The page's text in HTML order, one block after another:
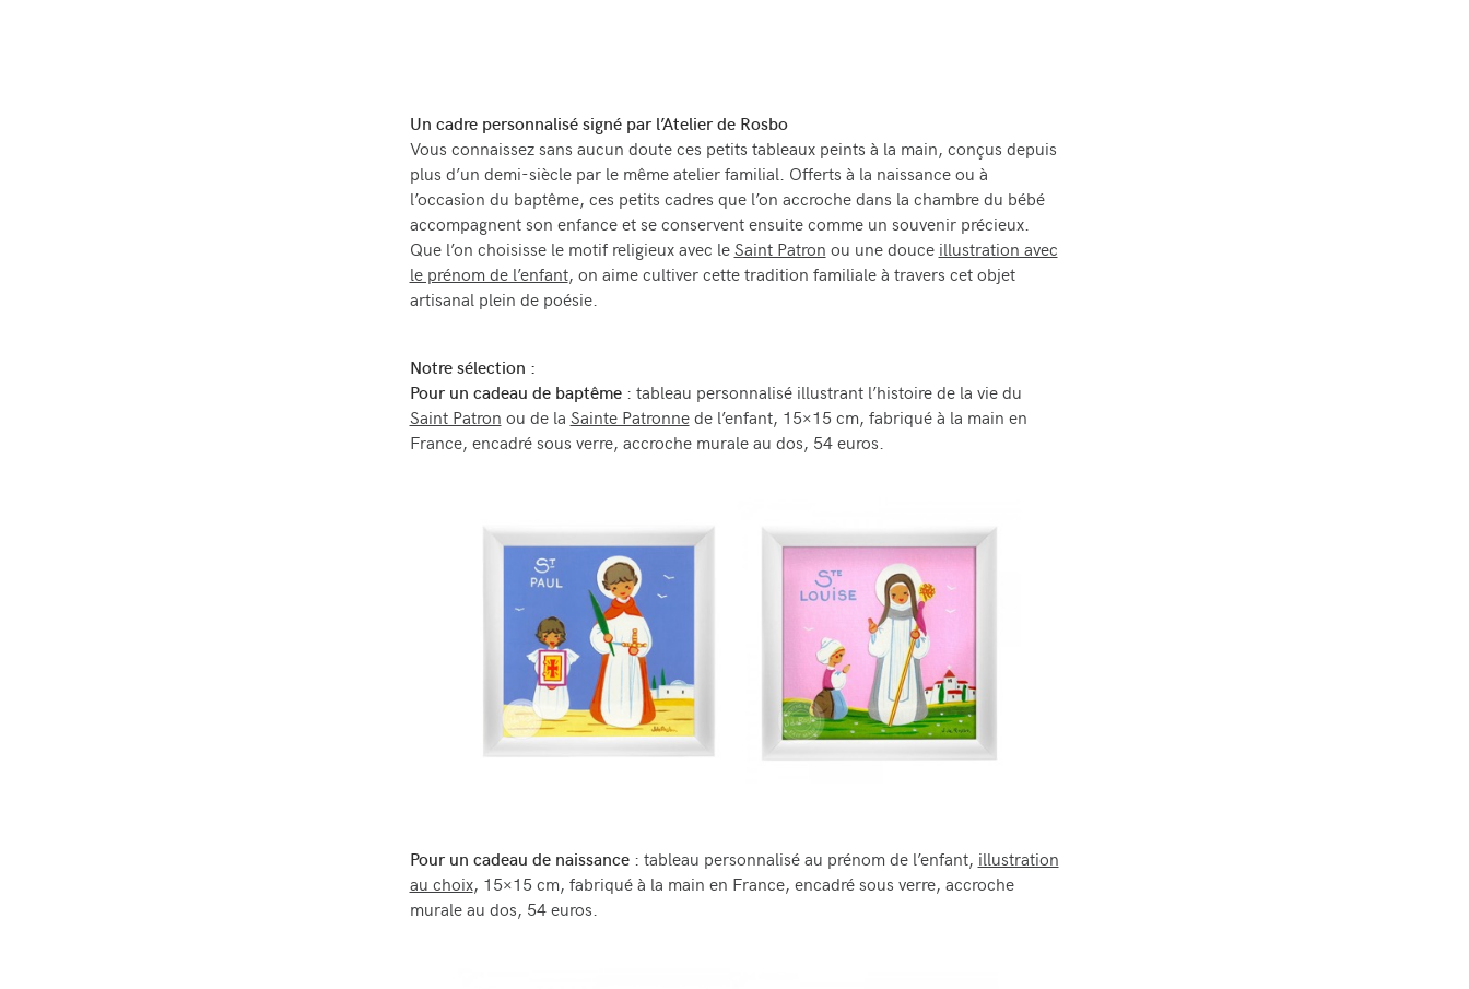
Un cadre personnalisé signé par l’Atelier de Rosbo
Vous connaissez sans aucun doute ces petits tableaux peints à la main, conçus depuis
plus d’un demi-siècle par le même atelier familial. Offerts à la naissance ou à
l’occasion du baptême, ces petits cadres que l’on accroche dans la chambre du bébé
accompagnent son enfance et se conservent ensuite comme un souvenir précieux.
Que l’on choisisse le motif religieux avec leSaint Patron ou une douce illustration avec
le prénom de l’enfant, on aime cultiver cette tradition familiale à travers cet objet
artisanal plein de poésie.
Notre sélection :
Pour un cadeau de baptême : tableau personnalisé illustrant l’histoire de la vie du
Saint Patron ou de la Sainte Patronnede l’enfant, 15×15 cm, fabriqué à la main en
France, encadré sous verre, accroche murale au dos, 54 euros.
Pour un cadeau de naissance : tableau personnalisé au prénom de l’enfant, illustration
au choix, 15×15 cm, fabriqué à la main en France, encadré sous verre, accroche
murale au dos, 54 euros.